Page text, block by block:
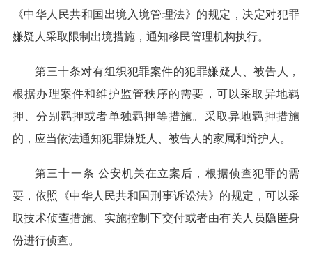
《中华人民共和国出境入境管理法》的规定，决定对犯罪
嫌疑人采取限制出境措施，通知移民管理机构执行。
第三十条对有组织犯罪案件的犯罪嫌疑人、被告人，
根据办理案件和维护监管秩序的需要，可以采取异地羁
押、分别羁押或者单独羁押等措施。采取异地羁押措施
的，应当依法通知犯罪嫌疑人、被告人的家属和辩护人。
第三十一条 公安机关在立案后，根据侦查犯罪的需
要，依照《中华人民共和国刑事诉讼法》的规定，可以采
取技术侦查措施、实施控制下交付或者由有关人员隐匿身
份进行侦查。